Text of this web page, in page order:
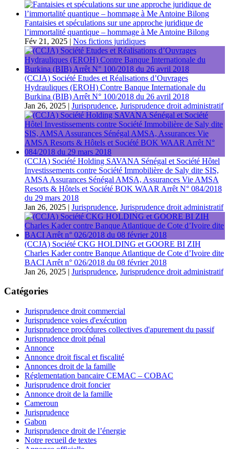
Fantaisies et spéculations sur une approche juridique de
l’immortalité quantique – hommage à Me Antoine Bilong
Fév 21, 2025 | Nos fictions juridiques
(CCJA) Société Etudes et Réalisations d’Ouvrages
Hydrauliques (EROH) Contre Banque Internationale du
Burkina (BIB) Arrêt N° 100/2018 du 26 avril 2018
Jan 26, 2025 | Jurisprudence, Jurisprudence droit administratif
(CCJA) Société Holding SAVANA Sénégal et Société Hôtel
Investissements contre Société Immobilière de Saly dite SIS,
AMSA Assurances Sénégal AMSA, Assurances Vie AMSA
Resorts & Hôtels et Société BOK WAAR Arrêt N° 084/2018
du 29 mars 2018
Jan 26, 2025 | Jurisprudence, Jurisprudence droit administratif
(CCJA) Société CKG HOLDING et GOORE BI ZIH
Charles Kader contre Banque Atlantique de Cote d’Ivoire dite
BACI Arrêt n° 026/2018 du 08 février 2018
Jan 26, 2025 | Jurisprudence, Jurisprudence droit administratif
Catégories
Jurisprudence droit commercial
Jurisprudence voies d'exécution
Jurisprudence procédures collectives d'apurement du passif
Jurisprudence droit pénal
Annonce
Annonce droit fiscal et fiscalité
Annonces droit de la famille
Réglementation bancaire CEMAC – COBAC
Jurisprudence droit foncier
Annonce droit de la famille
Cameroun
Jurisprudence
Gabon
Jurisprudence droit de l’énergie
Notre recueil de textes